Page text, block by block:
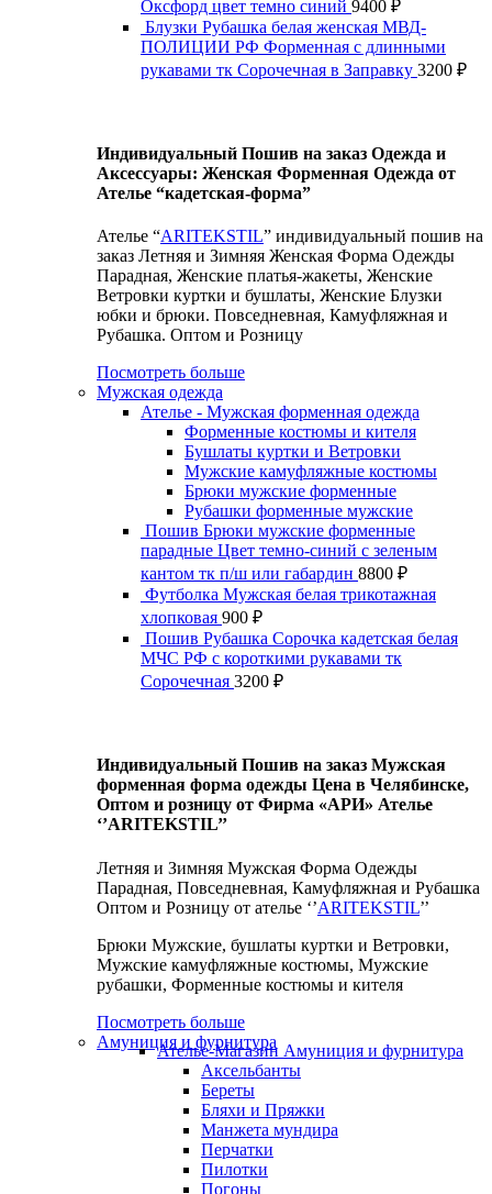
Оксфорд цвет темно синий 9400 ₽
Блузки Рубашка белая женская МВД-
ПОЛИЦИИ РФ Форменная с длинными
рукавами тк Сорочечная в Заправку 3200 ₽
Индивидуальный Пошив на заказ Одежда и
Аксессуары: Женская Форменная Одежда от
Ателье “кадетская-форма”
Ателье “ARITEKSTIL” индивидуальный пошив на
заказ Летняя и Зимняя Женская Форма Одежды
Парадная, Женские платья-жакеты, Женские
Ветровки куртки и бушлаты, Женские Блузки
юбки и брюки. Повседневная, Камуфляжная и
Рубашка. Оптом и Розницу
Посмотреть больше
Мужская одежда
Ателье - Мужская форменная одежда
Форменные костюмы и кителя
Бушлаты куртки и Ветровки
Мужские камуфляжные костюмы
Брюки мужские форменные
Рубашки форменные мужские
Пошив Брюки мужские форменные
парадные Цвет темно-синий с зеленым
кантом тк п/ш или габардин 8800 ₽
Футболка Мужская белая трикотажная
хлопковая 900 ₽
Пошив Рубашка Сорочка кадетская белая
МЧС РФ с короткими рукавами тк
Сорочечная 3200 ₽
Индивидуальный Пошив на заказ Мужская
форменная форма одежды Цена в Челябинске,
Оптом и розницу от Фирма «АРИ» Ателье
‘’ARITEKSTIL’’
Летняя и Зимняя Мужская Форма Одежды
Парадная, Повседневная, Камуфляжная и Рубашка
Оптом и Розницу от ателье ‘’ARITEKSTIL’’
Брюки Мужские, бушлаты куртки и Ветровки,
Мужские камуфляжные костюмы, Мужские
рубашки, Форменные костюмы и кителя
Посмотреть больше
Амуниция и фурнитура
Ателье-Магазин Амуниция и фурнитура
Аксельбанты
Береты
Бляхи и Пряжки
Манжета мундира
Перчатки
Пилотки
Погоны